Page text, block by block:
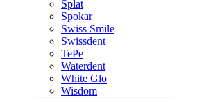
Splat
Spokar
Swiss Smile
Swissdent
TePe
Waterdent
White Glo
Wisdom